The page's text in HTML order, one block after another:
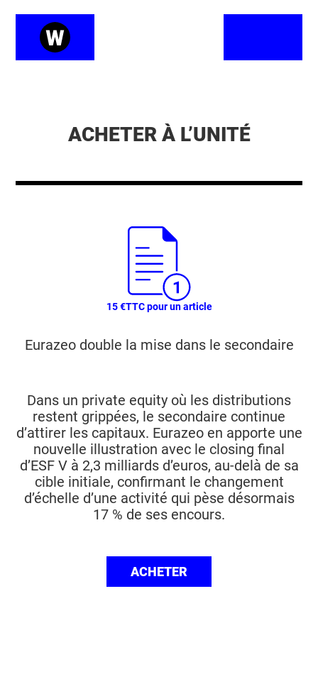
ACHETER À L’UNITÉ
15 €TTC pour un article
Eurazeo double la mise dans le secondaire
Dans un private equity où les distributions
restent grippées, le secondaire continue
d’attirer les capitaux. Eurazeo en apporte une
nouvelle illustration avec le closing final
d’ESF V à 2,3 milliards d’euros, au-delà de sa
cible initiale, confirmant le changement
d’échelle d’une activité qui pèse désormais
17 % de ses encours.
ACHETER